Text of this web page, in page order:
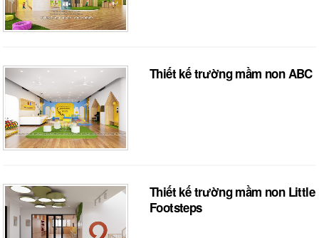
Thiết kế trường mầm non ABC
Thiết kế trường mầm non Little
Footsteps